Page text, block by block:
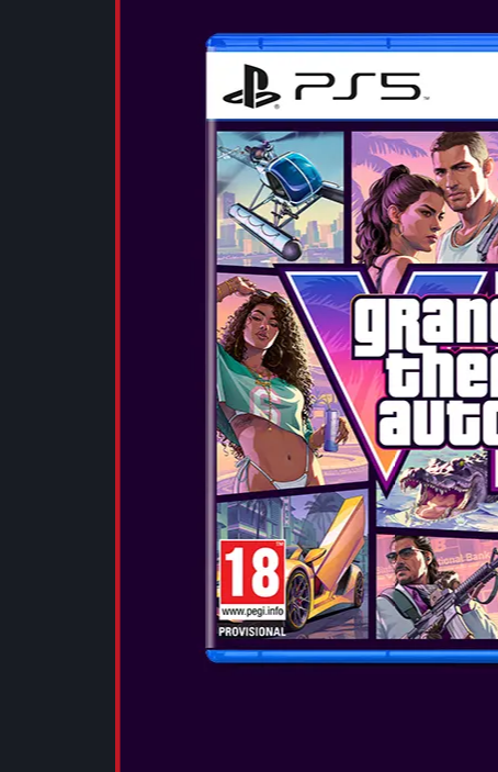
Kenway,
Γίνε Ένας
WWE 2K26
Ημερομηνία
ΤΟ SHOW
μεγαλύτερο
σου τρόπο
στο έπακρο.
gameplay
Θρύλους τη...
AVATAR
FROM THE
Ημερομηνία
Περιεχόμενο